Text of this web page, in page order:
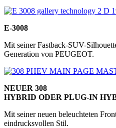
E-3008
Mit seiner Fastback-SUV-
Generation von PEUGEOT.
NEUER 308
HYBRID ODER PLUG-IN
Mit seiner neuen beleuchteten
eindrucksvollen Stil.